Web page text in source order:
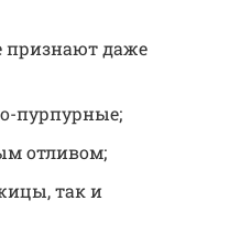
признают даже
пурпурные;
отливом;
так и